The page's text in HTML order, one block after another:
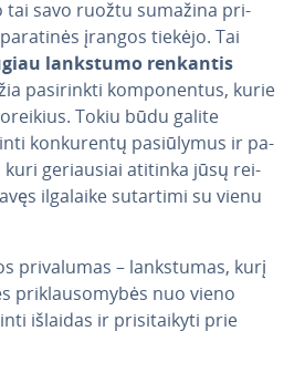
tai savo ruožtu sumažina pri­
įrangos tiekėjo. Tai
lankstumo renkantis
pa­si­rink­ti kom­po­nen­tus, kurie
Tokiu būdu galite
kon­ku­ren­tų pa­siū­ly­mus ir pa­
ge­riau­siai atitinka jūsų rei­
ilgalaike sutartimi su vienu
pri­va­lu­mas – lanks­tu­mas, kurį
pri­klau­so­my­bės nuo vieno
išlaidas ir pri­si­tai­ky­ti prie